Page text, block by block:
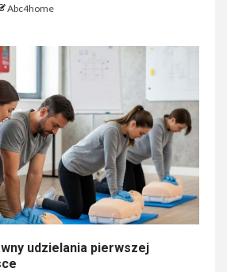
Abc4home
udzielania pierwszej